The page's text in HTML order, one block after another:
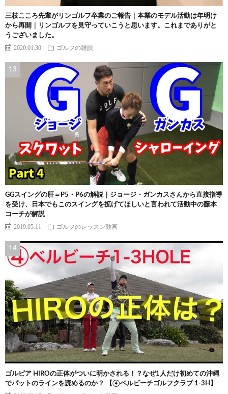
三枝こころ先輩がリンゴルフ卒業のご報告｜本業のモデル活動は年明け
から再開｜リンゴルフを見守っていこうと思います。これまでありがと
うございました。
2020.01.30 ゴルフの雑談
GGスイングの肝＝P5・P6の解説｜ジョージ・ガンカスさんから直接指導
を受け、日本でもこのスイングを拡げてほしいと言われて活動中の藤本
コーチが解説
2019.05.11 ゴルフのレッスン動画
ゴルピア HIROの正体がついに明かされる！？なぜ1人だけ初めての沖縄
でパットのラインを読めるのか？ 【④ベルビーチゴルフクラブ 1-3H】